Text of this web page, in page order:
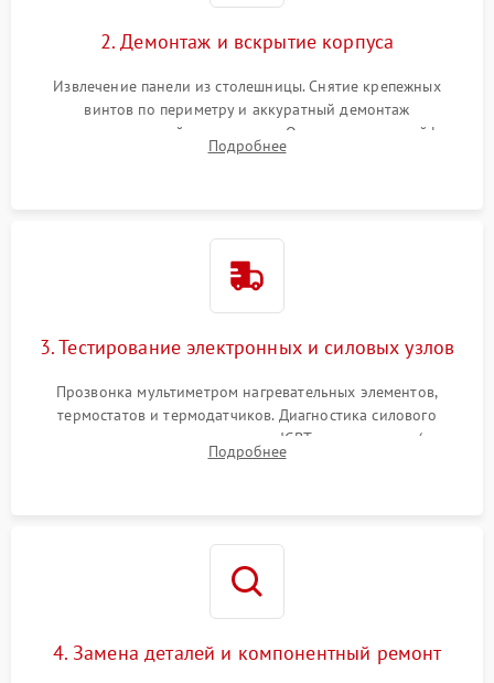
2. Демонтаж и вскрытие корпуса
Извлечение панели из столешницы. Снятие крепежных
винтов по периметру и аккуратный демонтаж
стеклокерамической поверхности. Отсоединение шлейфов
сенсорного блока для доступа к силовым платам, катушкам
Подробнее
3. Тестирование электронных и силовых узлов
Прозвонка мультиметром нагревательных элементов,
термостатов и термодатчиков. Диагностика силового
модуля, реле, диодных мостов и IGBT-транзисторов (для
индукции). Проверка кранов и газ-контроля (для газовых
Подробнее
4. Замена деталей и компонентный ремонт